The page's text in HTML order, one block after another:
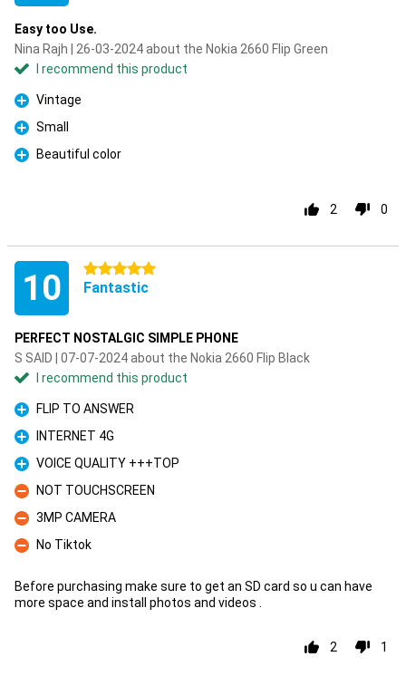
Easy too Use.
Nina Rajh | 26-03-2024 about the Nokia 2660 Flip Green
I recommend this product
Pro
Vintage
Pro
Small
Pro
Beautiful color
2 0
10 5 stars
Fantastic
PERFECT NOSTALGIC SIMPLE PHONE
S SAID | 07-07-2024 about the Nokia 2660 Flip Black
I recommend this product
Pro
FLIP TO ANSWER
Pro
INTERNET 4G
Pro
VOICE QUALITY +++TOP
Con
NOT TOUCHSCREEN
Con
3MP CAMERA
Con
No Tiktok
Before purchasing make sure to get an SD card so u can have
more space and install photos and videos .
2 1